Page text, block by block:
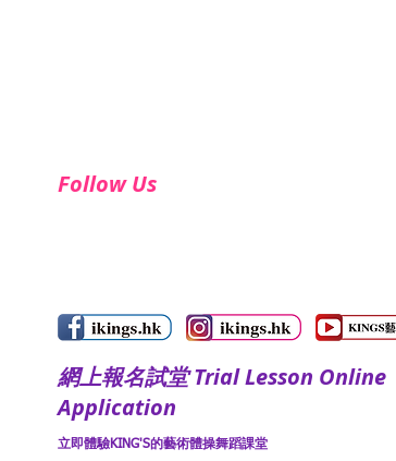
Follow Us
​網上報名試堂 Trial Lesson Online
Application
立即體驗KING'S的藝術體操舞蹈課堂​